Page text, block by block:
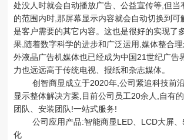
处没人时就会自动播放广告、公益宣传等,但当
的范围内时,那屏幕显示内容就会自动切换到可
是客户需要的其它内容。这也是很好的实现了
果,随着数字科学的进步和广泛运用,媒体整合
外液晶广告机媒体也已经成为中国21世纪广告
力也远远高于传统电视、报纸和杂志媒体。
创智商显成立于2020年,公司紧追科技前
显示整体解决方案,目前公司员工20余人,自有
团队、安装团队!一站式服务!
公司应用产品:智能商显LED、LCD大屏
化